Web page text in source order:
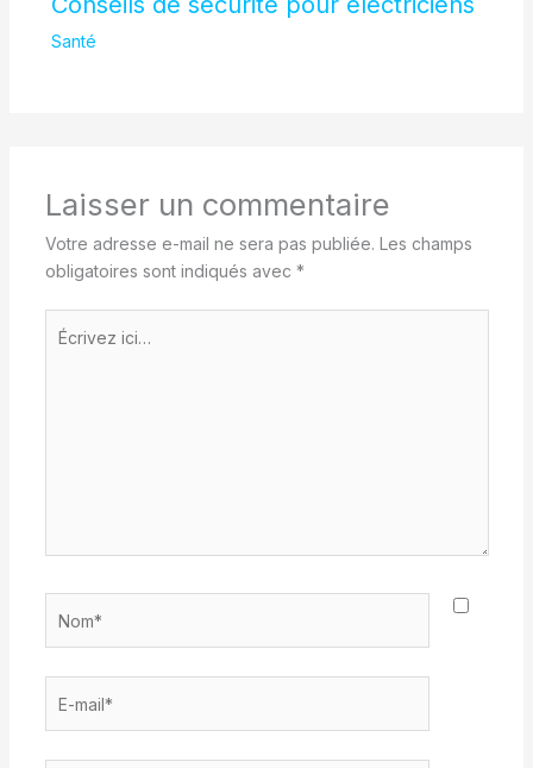
Santé
Laisser un commentaire
Votre adresse e-mail ne sera pas publiée. Les champs
obligatoires sont indiqués avec *
ici…
mail*